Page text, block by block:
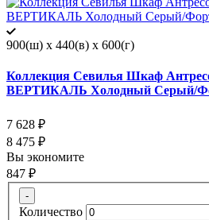
900(ш) x 440(в) x 600(г)
Коллекция Севилья Шкаф
ВЕРТИКАЛЬ Холодный Серый/
7 628 ₽
8 475 ₽
Вы экономите
847 ₽
-
Количество